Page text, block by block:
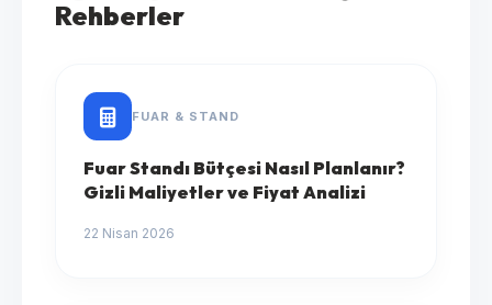
Rehberler
FUAR & STAND
Fuar Standı Bütçesi Nasıl Planlanır?
Gizli Maliyetler ve Fiyat Analizi
22 Nisan 2026